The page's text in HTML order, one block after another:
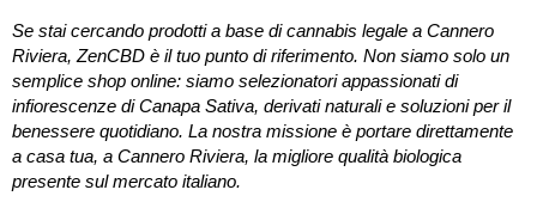
Se stai cercando prodotti a base dicannabis legale a Cannero
Riviera, ZenCBD è il tuo punto di riferimento. Non siamo solo un
semplice shop online: siamo selezionatori appassionati di
infiorescenze di Canapa Sativa, derivati naturali e soluzioni per il
benessere quotidiano. La nostra missione è portare direttamente
a casa tua, a Cannero Riviera, la migliore qualità biologica
presente sul mercato italiano.